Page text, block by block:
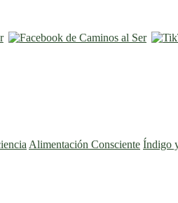
Alimentación Consciente Índigo